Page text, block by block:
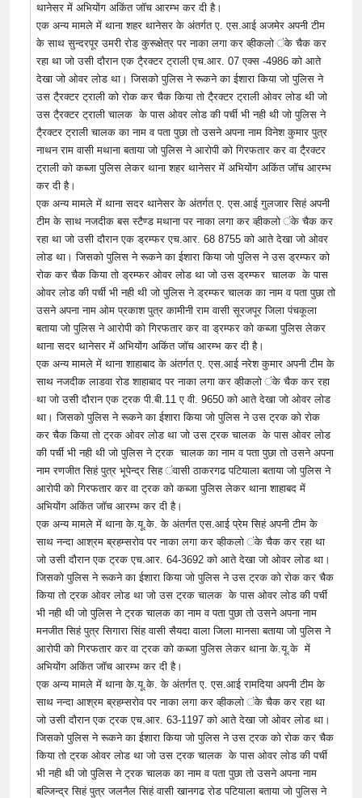
थानेसर में अभियोंग अकिंत जॉच आरम्भ कर दी है।
एक अन्य मामले में थाना शहर थानेसर के अंतर्गत ए. एस.आई अजमेर अपनी टीम
के साथ सुन्दरपूर उमरी रोड कुरूक्षेत्र पर नाका लगा कर व्हीकलो ंके चैक कर
रहा था जो उसी दौरान एक टै्रक्टर ट्राली एच.आर. 07 एक्स -4986 को आते
देखा जो ओवर लोड था। जिसको पुलिस ने रूकने का ईशारा किया जो पुलिस ने
उस टै्रक्टर ट्राली को रोक कर चैक किया तो टै्रक्टर ट्राली ओवर लोड थी जो
उस टै्रक्टर ट्राली चालक के पास ओवर लोड की पर्ची भी नही थी जो पुलिस ने
टै्रक्टर ट्राली चालक का नाम व पता पुछा तो उसने अपना नाम विनेश कुमार पुत्र
नाथन राम वासी मथाना बताया जो पुलिस ने आरोपी को गिरफतार कर वा टै्रक्टर
ट्राली को कब्जा पुलिस लेकर थाना शहर थानेसर में अभियोंग अकिंत जॉच आरम्भ
कर दी है।
एक अन्य मामले में थाना सदर थानेसर के अंतर्गत ए. एस.आई गुलजार सिहं अपनी
टीम के साथ नजदीक बस स्टैण्ड मथाना पर नाका लगा कर व्हीकलो ंके चैक कर
रहा था जो उसी दौरान एक ड्रम्फर एच.आर. 68 8755 को आते देखा जो ओवर
लोड था। जिसको पुलिस ने रूकने का ईशारा किया जो पुलिस ने उस ड्रम्फर को
रोक कर चैक किया तो ड्रम्फर ओवर लोड था जो उस ड्रम्फर चालक के पास
ओवर लोड की पर्ची भी नही थी जो पुलिस ने ड्रम्फर चालक का नाम व पता पुछा तो
उसने अपना नाम ओम प्रकाश पुत्र कामीनी राम वासी सूरजपूर जिला पंचकूला
बताया जो पुलिस ने आरोपी को गिरफतार कर वा ड्रम्फर को कब्जा पुलिस लेकर
थाना सदर थानेसर में अभियोंग अकिंत जॉच आरम्भ कर दी है।
एक अन्य मामले में थाना शाहाबाद के अंतर्गत ए. एस.आई नरेश कुमार अपनी टीम के
साथ नजदीक लाडवा रोड शाहाबाद पर नाका लगा कर व्हीकलो ंके चैक कर रहा
था जो उसी दौरान एक ट्रक पी.बी.11 ए वी. 9650 को आते देखा जो ओवर लोड
था। जिसको पुलिस ने रूकने का ईशारा किया जो पुलिस ने उस ट्रक को रोक
कर चैक किया तो ट्रक ओवर लोड था जो उस ट्रक चालक के पास ओवर लोड
की पर्ची भी नही थी जो पुलिस ने ट्रक चालक का नाम व पता पुछा तो उसने अपना
नाम रणजीत सिहं पुत्र भूपेन्द्र सिह ंवासी ठाकरगढ पटियाला बताया जो पुलिस ने
आरोपी को गिरफतार कर वा ट्रक को कब्जा पुलिस लेकर थाना शाहाबद में
अभियोंग अकिंत जॉच आरम्भ कर दी है।
एक अन्य मामले में थाना के.यू.के. के अंतर्गत एस.आई प्रेम सिहं अपनी टीम के
साथ नन्दा आश्रम ब्रहम्सरोव पर नाका लगा कर व्हीकलो ंके चैक कर रहा था
जो उसी दौरान एक ट्रक एच.आर. 64-3692 को आते देखा जो ओवर लोड था।
जिसको पुलिस ने रूकने का ईशारा किया जो पुलिस ने उस ट्रक को रोक कर चैक
किया तो ट्रक ओवर लोड था जो उस ट्रक चालक के पास ओवर लोड की पर्ची
भी नही थी जो पुलिस ने ट्रक चालक का नाम व पता पुछा तो उसने अपना नाम
मनजीत सिहं पुत्र सिगारा सिंह वासी सैयदा वाला जिला मानसा बताया जो पुलिस ने
आरोपी को गिरफतार कर वा ट्रक को कब्जा पुलिस लेकर थाना के.यू.के में
अभियोंग अकिंत जॉच आरम्भ कर दी है।
एक अन्य मामले में थाना के.यू.के. के अंतर्गत ए. एस.आई रामदिया अपनी टीम के
साथ नन्दा आश्रम ब्रहम्सरोव पर नाका लगा कर व्हीकलो ंके चैक कर रहा था
जो उसी दौरान एक ट्रक एच.आर. 63-1197 को आते देखा जो ओवर लोड था।
जिसको पुलिस ने रूकने का ईशारा किया जो पुलिस ने उस ट्रक को रोक कर चैक
किया तो ट्रक ओवर लोड था जो उस ट्रक चालक के पास ओवर लोड की पर्ची
भी नही थी जो पुलिस ने ट्रक चालक का नाम व पता पुछा तो उसने अपना नाम
बल्जिन्द्र सिहं पुत्र जलनैल सिहं वासी खानगढ रोड पटियाला बताया जो पुलिस ने